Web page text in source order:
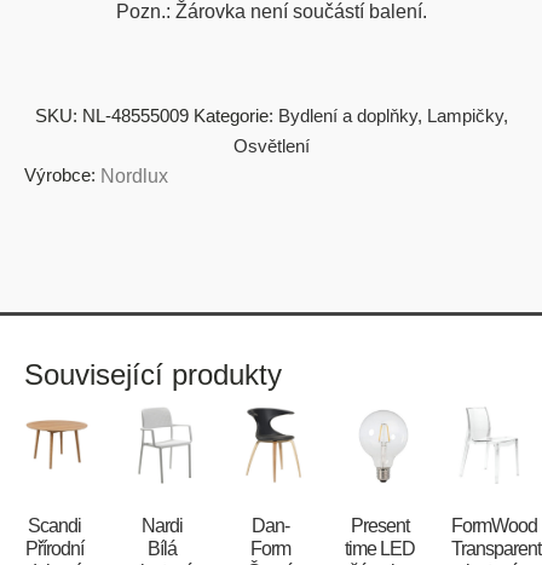
Pozn.: Žárovka není součástí balení.
SKU: NL-48555009 Kategorie: Bydlení a doplňky, Lampičky,
Osvětlení
Výrobce: Nordlux
Související produkty
Scandi
Přírodní
Nardi
Bílá
​​​​​Dan-
Form
Present
time LED
FormWood